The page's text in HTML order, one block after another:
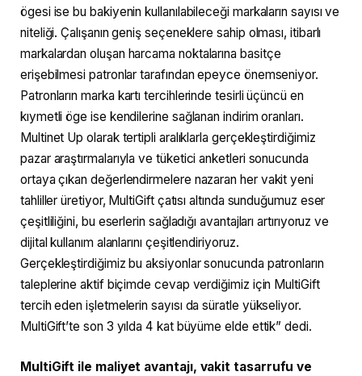
ögesi ise bu bakiyenin kullanılabileceği markaların sayısı ve
niteliği. Çalışanın geniş seçeneklere sahip olması, itibarlı
markalardan oluşan harcama noktalarına basitçe
erişebilmesi patronlar tarafından epeyce önemseniyor.
Patronların marka kartı tercihlerinde tesirli üçüncü en
kıymetli öge ise kendilerine sağlanan indirim oranları.
Multinet Up olarak tertipli aralıklarla gerçekleştirdiğimiz
pazar araştırmalarıyla ve tüketici anketleri sonucunda
ortaya çıkan değerlendirmelere nazaran her vakit yeni
tahliller üretiyor, MultiGift çatısı altında sunduğumuz eser
çeşitliliğini, bu eserlerin sağladığı avantajları artırıyoruz ve
dijital kullanım alanlarını çeşitlendiriyoruz.
Gerçekleştirdiğimiz bu aksiyonlar sonucunda patronların
taleplerine aktif biçimde cevap verdiğimiz için MultiGift
tercih eden işletmelerin sayısı da süratle yükseliyor.
MultiGift’te son 3 yılda 4 kat büyüme elde ettik” dedi.
MultiGift ile maliyet avantajı, vakit tasarrufu ve